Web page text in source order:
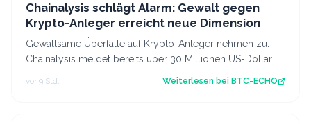
Chainalysis schlägt Alarm: Gewalt gegen
Krypto-Anleger erreicht neue Dimension
Gewaltsame Überfälle auf Krypto-Anleger nehmen zu:
Chainalysis meldet bereits über 30 Millionen US-Dollar
Beute im ersten Halbjahr 2026. Sou…
vor 9 Std. Weiterlesen bei BTC-ECHO